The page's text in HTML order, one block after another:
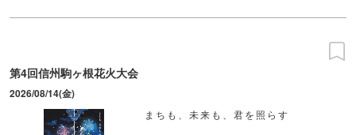
第4回信州駒ヶ根花火大会
2026/08/14(金)
まちも、未来も、君を照らす